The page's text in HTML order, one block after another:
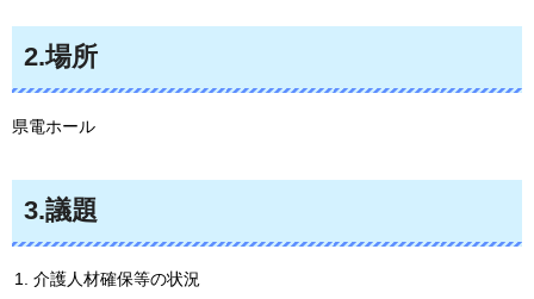
2.場所
県電ホール
3.議題
介護人材確保等の状況